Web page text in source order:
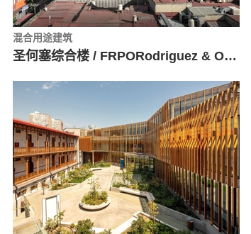
混合用途建筑
圣何塞综合楼 / FRPORodriguez & Oriol